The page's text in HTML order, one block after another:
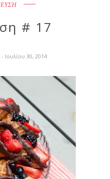
# 17
- Ιουλίου 30, 2014